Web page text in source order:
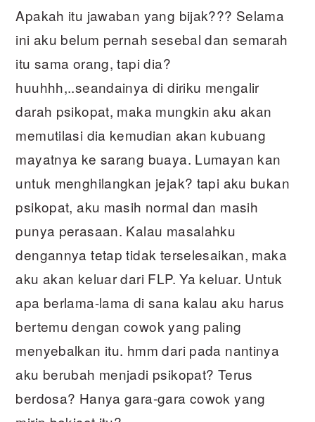
Apakah itu jawaban yang bijak??? Selama
ini aku belum pernah sesebal dan semarah
itu sama orang, tapi dia?
huuhhh,..seandainya di diriku mengalir
darah psikopat, maka mungkin aku akan
memutilasi dia kemudian akan kubuang
mayatnya ke sarang buaya. Lumayan kan
untuk menghilangkan jejak? tapi aku bukan
psikopat, aku masih normal dan masih
punya perasaan. Kalau masalahku
dengannya tetap tidak terselesaikan, maka
aku akan keluar dari FLP. Ya keluar. Untuk
apa berlama-lama di sana kalau aku harus
bertemu dengan cowok yang paling
menyebalkan itu. hmm dari pada nantinya
aku berubah menjadi psikopat? Terus
berdosa? Hanya gara-gara cowok yang